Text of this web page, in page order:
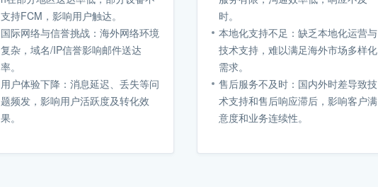
支持FCM，影响用户触达。
国际网络与信誉挑战：海外网络环境
复杂，域名/IP信誉影响邮件送达
率。
用户体验下降：消息延迟、丢失等问
题频发，影响用户活跃度及转化效
果。
时。
本地化支持不足：缺乏本地化运营与
技术支持，难以满足海外市场多样化
需求。
售后服务不及时：国内外时差导致技
术支持和售后响应滞后，影响客户满
意度和业务连续性。